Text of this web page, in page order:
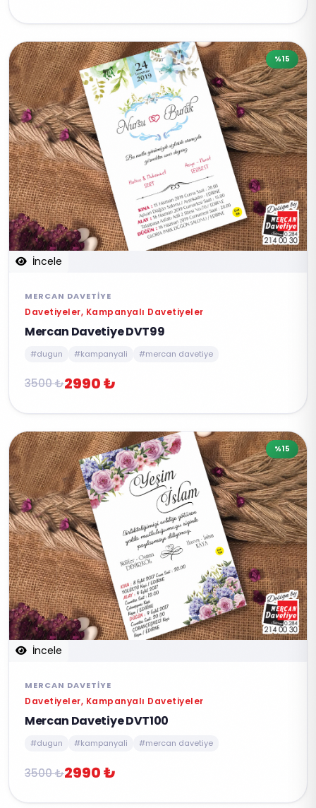
İncele
%15
MERCAN DAVETIYE
Davetiyeler, Kampanyalı Davetiyeler
Mercan Davetiye DVT99
#dugun #kampanyali #mercan davetiye
3500 ₺2990 ₺
İncele
%15
MERCAN DAVETIYE
Davetiyeler, Kampanyalı Davetiyeler
Mercan Davetiye DVT100
#dugun #kampanyali #mercan davetiye
3500 ₺2990 ₺